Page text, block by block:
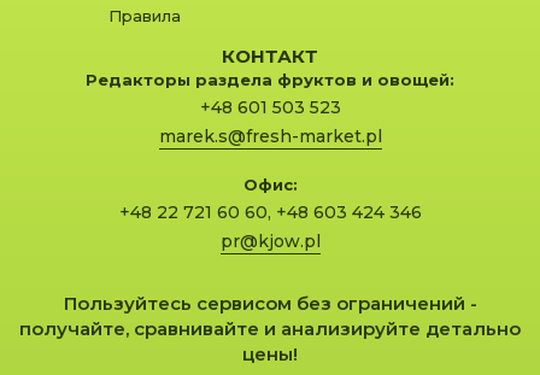
Правила
КОНТАКТ
Редакторы раздела фруктов и овощей:
+48 601 503 523
marek.s@fresh-market.pl
Офис:
+48 22 721 60 60, +48 603 424 346
pr@kjow.pl
Пользуйтесь сервисом без ограничений -
получайте, сравнивайте и анализируйте детально
цены!